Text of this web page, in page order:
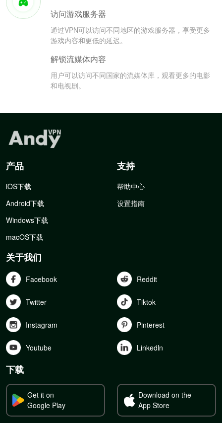
访问游戏服务器
通过VPN可以访问不同地区的游戏服务器，享受更多
游戏内容和更低的延迟。
解锁流媒体内容
用户可以访问不同国家的流媒体库，观看更多的电影
和电视剧。
产品
iOS下载
Android下载
Windows下载
macOS下载
支持
帮助中心
设置指南
关于我们
Facebook Reddit
Twitter Tiktok
Instagram Pinterest
Youtube Linkedln
下载
Get it on
Google Play
Download on the
App Store